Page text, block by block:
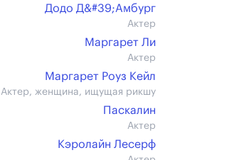
Додо Д&#39;Амбург
Актер
Маргарет Ли
Актер
Маргарет Роуз Кейл
Актер, женщина, ищущая рикшу
Паскалин
Актер
Кэролайн Лесерф